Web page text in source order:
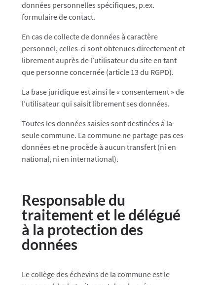
données personnelles spécifiques, p.ex.
formulaire de contact.
En cas de collecte de données à caractère
personnel, celles-ci sont obtenues directement et
librement auprès de l’utilisateur du site en tant
que personne concernée (article 13 du RGPD).
La base juridique est ainsi le « consentement » de
l’utilisateur qui saisit librement ses données.
Toutes les données saisies sont destinées à la
seule commune. La commune ne partage pas ces
données et ne procède à aucun transfert (ni en
national, ni en international).
Responsable du
traitement et le délégué
à la protection des
données
Le collège des échevins de la commune est le